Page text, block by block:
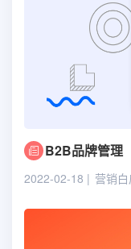
B2B品牌管理
2022-02-18 营销